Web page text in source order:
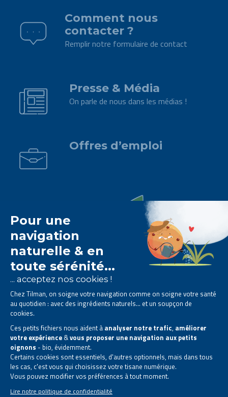
Comment nous
contacter ?
Remplir notre formulaire de contact
Presse & Média
On parle de nous dans les médias !
Offres d’emploi
Le laboratoire Tilman estspécialisé dans la
Il vous propose dessolutions naturelles à base de
plantes.
Des produits conçus pour améliorer votre quotidien.
Tous droits réservés. © 2026 Tilman